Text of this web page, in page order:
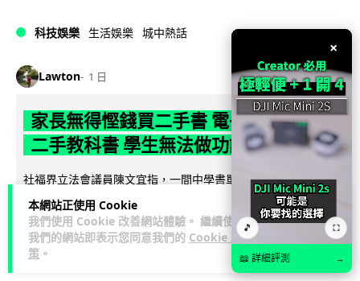
本網站正使用 Cookie
我們使用 Cookie 改善網站體驗。 繼續使用
我們的網站即表示您同意我們的 Cookie 政
策 。
科技娛樂 生活娛樂 城中熱話
Lawton 1 日
家長無得慳錢買二手書 電子啟動碼鎖死
二手教科書 學生無法做功課
社福界立法會議員陳文宜指，一間中學書單價錢按年加 14.7%
遠超通漲，令家長難以負擔。而且電子教材啟動碼這項設計，
令學生無法完成功課，二手... 閱讀全文
970
×
🎵 ⛶
📖 詳細評測 →